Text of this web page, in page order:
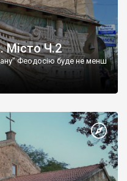
Місто Ч.2
Феодосію буде не менш